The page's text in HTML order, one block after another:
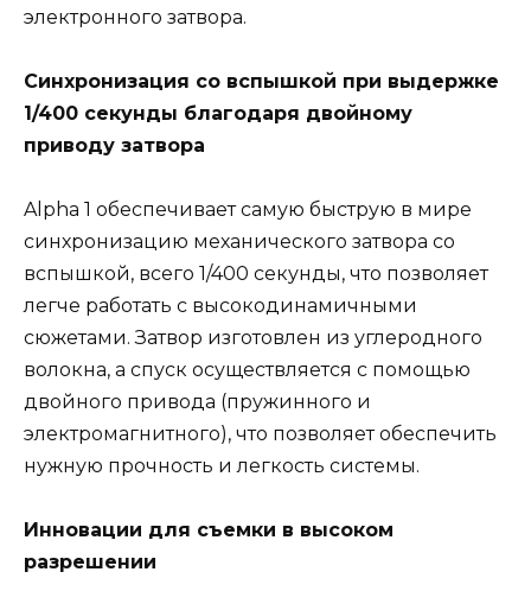
электронного затвора.
Синхронизация со вспышкой при выдержке
1/400 секунды благодаря двойному
приводу затвора
Alpha 1 обеспечивает самую быструю в мире
синхронизацию механического затвора со
вспышкой, всего 1/400 секунды, что позволяет
легче работать с высокодинамичными
сюжетами. Затвор изготовлен из углеродного
волокна, а спуск осуществляется с помощью
двойного привода (пружинного и
электромагнитного), что позволяет обеспечить
нужную прочность и легкость системы.
Инновации для съемки в высоком
разрешении